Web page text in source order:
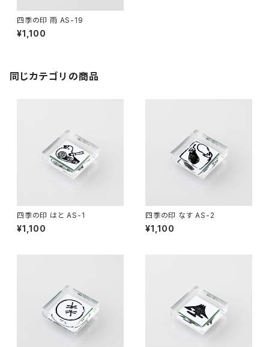
四季の印 雨 AS-19
¥1,100
同じカテゴリの商品
四季の印 はと AS-1
¥1,100
四季の印 なす AS-2
¥1,100